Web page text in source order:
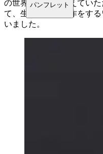
パンフレット
の世界を座学で教えてい
て、生徒たちが操作をす
いました。